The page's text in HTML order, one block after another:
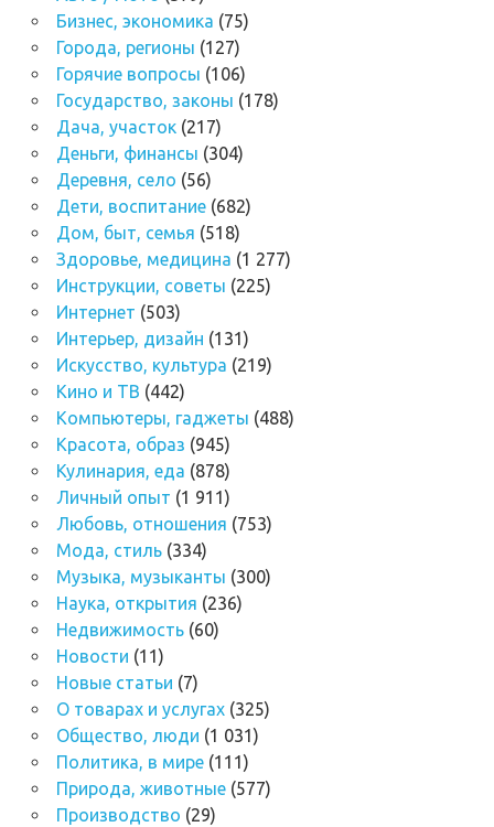
Бизнес, экономика (75)
Города, регионы (127)
Горячие вопросы (106)
Государство, законы (178)
Дача, участок(217)
Деньги, финансы (304)
Деревня, село (56)
Дети, воспитание(682)
Дом, быт, семья (518)
Здоровье, медицина (1 277)
Инструкции, советы (225)
Интернет (503)
Интерьер, дизайн (131)
Искусство, культура (219)
Кино и ТВ (442)
Компьютеры, гаджеты (488)
Красота, образ (945)
Кулинария, еда (878)
Личный опыт (1 911)
Любовь, отношения (753)
Мода, стиль(334)
Музыка, музыканты (300)
Наука, открытия (236)
Недвижимость(60)
Новости (11)
Новые статьи (7)
О товарах и услугах(325)
Общество, люди (1 031)
Политика, в мире(111)
Природа, животные(577)
Производство (29)